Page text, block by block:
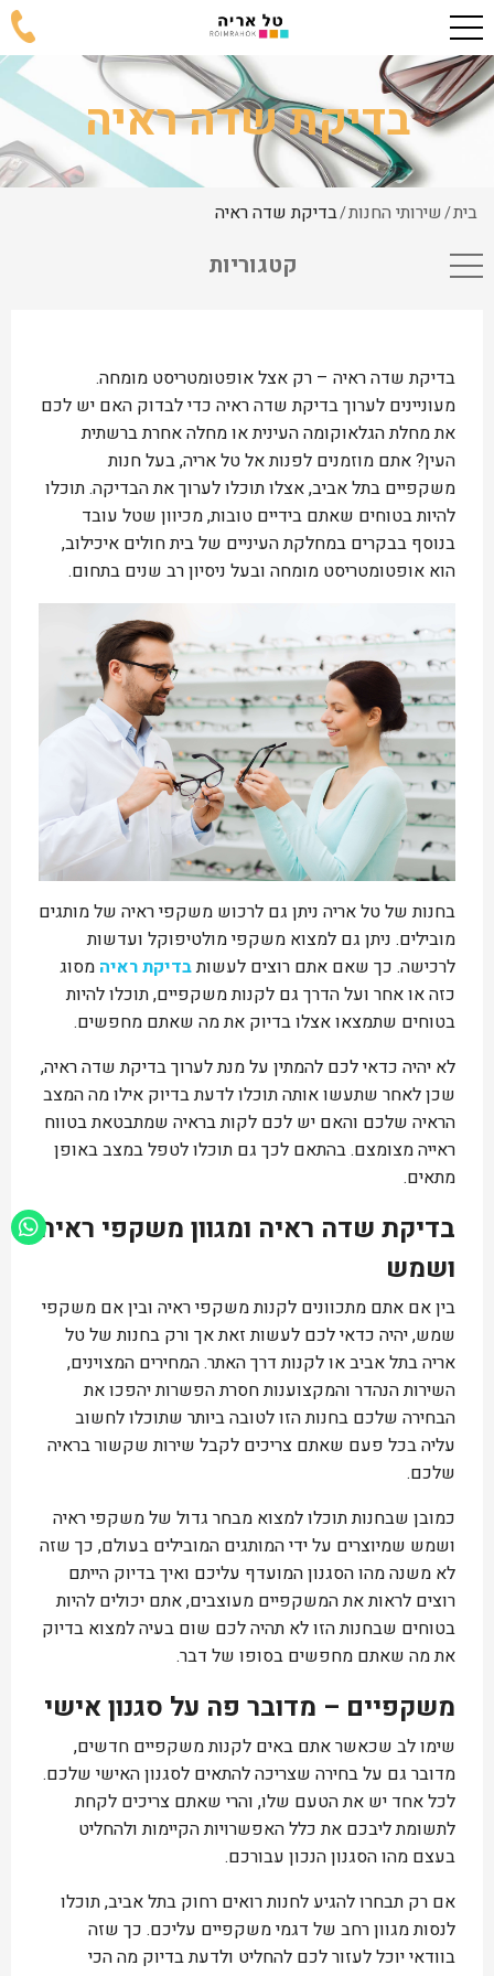
בדיקת שדה ראיה
בית/שירותי החנות/בדיקת שדה ראיה
קטגוריות
בדיקת שדה ראיה – רק אצל אופטומטריסט מומחה.
מעוניינים לערוך בדיקת שדה ראיה כדי לבדוק האם יש לכם
את מחלת הגלאוקומה העינית או מחלה אחרת ברשתית
העין? אתם מוזמנים לפנות אל טל אריה, בעל חנות
משקפיים בתל אביב, אצלו תוכלו לערוך את הבדיקה. תוכלו
להיות בטוחים שאתם בידיים טובות, מכיוון שטל עובד
בנוסף בבקרים במחלקת העיניים של בית חולים איכילוב,
הוא אופטומטריסט מומחה ובעל ניסיון רב שנים בתחום.
בחנות של טל אריה ניתן גם לרכוש משקפי ראיה של מותגים
מובילים. ניתן גם למצוא משקפי מולטיפוקל ועדשות
לרכישה. כך שאם אתם רוצים לעשותבדיקת ראיה מסוג
כזה או אחר ועל הדרך גם לקנות משקפיים, תוכלו להיות
בטוחים שתמצאו אצלו בדיוק את מה שאתם מחפשים.
לא יהיה כדאי לכם להמתין על מנת לערוך בדיקת שדה ראיה,
שכן לאחר שתעשו אותה תוכלו לדעת בדיוק אילו מה המצב
הראיה שלכם והאם יש לכם לקות בראיה שמתבטאת בטווח
ראייה מצומצם. בהתאם לכך גם תוכלו לטפל במצב באופן
מתאים.
בדיקת שדה ראיה ומגוון משקפי ראיה
ושמש
בין אם אתם מתכוונים לקנות משקפי ראיה ובין אם משקפי
שמש, יהיה כדאי לכם לעשות זאת אך ורק בחנות של טל
אריה בתל אביב או לקנות דרך האתר. המחירים המצוינים,
השירות הנהדר והמקצוענות חסרת הפשרות יהפכו את
הבחירה שלכם בחנות הזו לטובה ביותר שתוכלו לחשוב
עליה בכל פעם שאתם צריכים לקבל שירות שקשור בראיה
שלכם.
כמובן שבחנות תוכלו למצוא מבחר גדול של משקפי ראיה
ושמש שמיוצרים על ידי המותגים המובילים בעולם, כך שזה
לא משנה מהו הסגנון המועדף עליכם ואיך בדיוק הייתם
רוצים לראות את המשקפיים מעוצבים, אתם יכולים להיות
בטוחים שבחנות הזו לא תהיה לכם שום בעיה למצוא בדיוק
את מה שאתם מחפשים בסופו של דבר.
משקפיים – מדובר פה על סגנון אישי
שימו לב שכאשר אתם באים לקנות משקפיים חדשים,
מדובר גם על בחירה שצריכה להתאים לסגנון האישי שלכם.
לכל אחד יש את הטעם שלו, והרי שאתם צריכים לקחת
לתשומת ליבכם את כלל האפשרויות הקיימות ולהחליט
בעצם מהו הסגנון הנכון עבורכם.
אם רק תבחרו להגיע לחנות רואים רחוק בתל אביב, תוכלו
לנסות מגוון רחב של דגמי משקפיים עליכם. כך שזה
בוודאי יוכל לעזור לכם להחליט ולדעת בדיוק מה הכי